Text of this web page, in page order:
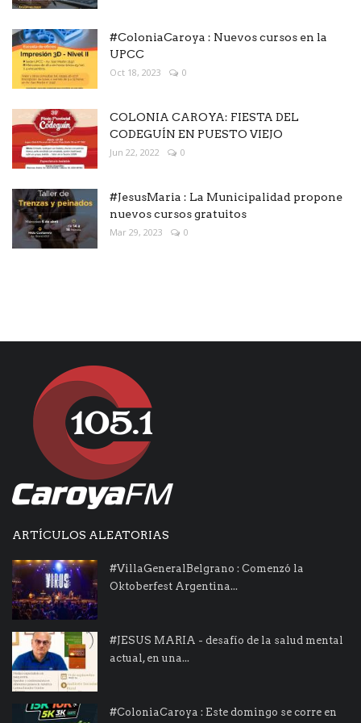
#ColoniaCaroya : Nuevos cursos en la
UPCC
Oct 18, 2023 0
COLONIA CAROYA: FIESTA DEL
CODEGUÍN EN PUESTO VIEJO
Jun 22, 2022 0
#JesusMaria : La Municipalidad propone
nuevos cursos gratuitos
Mar 29, 2023 0
ARTÍCULOS ALEATORIAS
#VillaGeneralBelgrano : Comenzó la
Oktoberfest Argentina...
#JESUS MARIA - desafío de la salud mental
actual, en una...
#ColoniaCaroya : Este domingo se corre en